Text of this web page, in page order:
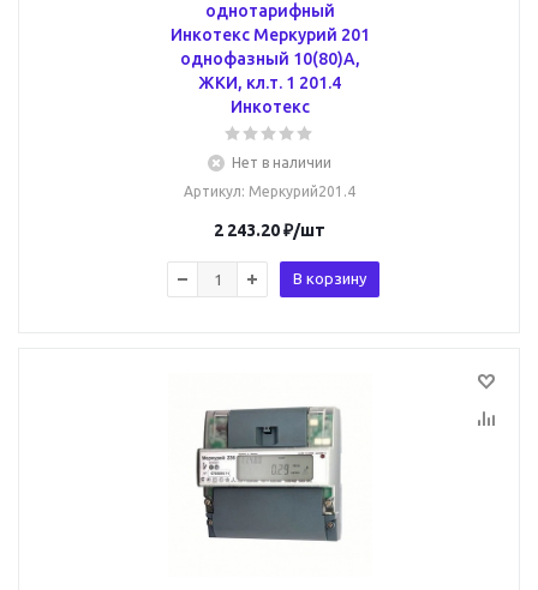
однотарифный
Инкотекс Меркурий 201
однофазный 10(80)А,
ЖКИ, кл.т. 1 201.4
Инкотекс
Нет в наличии
Артикул: Меркурий201.4
2 243.20₽/шт
В корзину